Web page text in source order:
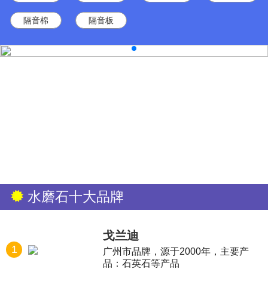
隔音棉 隔音板
水磨石十大品牌
1
戈兰迪
广州市品牌，源于2000年，主要产
品：石英石等产品